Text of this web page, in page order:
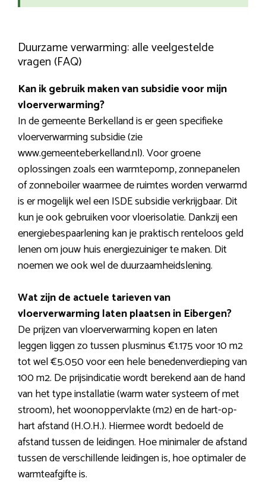
Duurzame verwarming: alle veelgestelde
vragen (FAQ)
Kan ik gebruik maken van subsidie voor mijn
vloerverwarming?
In de gemeente Berkelland is er geen specifieke
vloerverwarming subsidie (zie
www.gemeenteberkelland.nl). Voor groene
oplossingen zoals een warmtepomp, zonnepanelen
of zonneboiler waarmee de ruimtes worden verwarmd
is er mogelijk wel een ISDE subsidie verkrijgbaar. Dit
kun je ook gebruiken voor vloerisolatie. Dankzij een
energiebespaarlening kan je praktisch renteloos geld
lenen om jouw huis energiezuiniger te maken. Dit
noemen we ook wel de duurzaamheidslening.
Wat zijn de actuele tarieven van
vloerverwarming laten plaatsen in Eibergen?
De prijzen van vloerverwarming kopen en laten
leggen liggen zo tussen plusminus €1.175 voor 10 m2
tot wel €5.050 voor een hele benedenverdieping van
100 m2. De prijsindicatie wordt berekend aan de hand
van het type installatie (warm water systeem of met
stroom), het woonoppervlakte (m2) en de hart-op-
hart afstand (H.O.H.). Hiermee wordt bedoeld de
afstand tussen de leidingen. Hoe minimaler de afstand
tussen de verschillende leidingen is, hoe optimaler de
warmteafgifte is.